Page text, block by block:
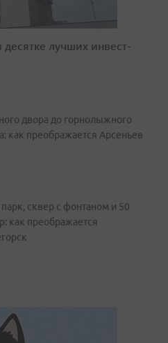
лучших инвест-
двора до горнолыжного
как преображается Арсеньев
сквер с фонтаном и 50
как преображается